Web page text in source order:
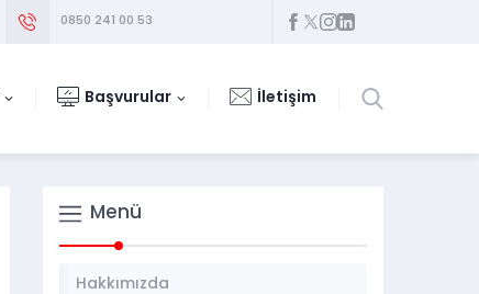
0850 241 00 53
Başvurular İletişim
Menü
Hakkımızda